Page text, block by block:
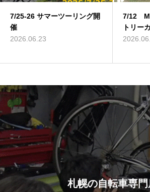
7/25-26 サマーツーリング開
催
2026.06.23
7/12
トリー
札幌の自転車専門